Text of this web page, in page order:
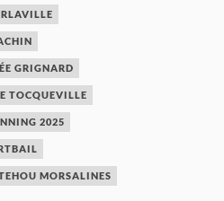
GRIGNARD
TOCQUEVILLE
2025
MORSALINES